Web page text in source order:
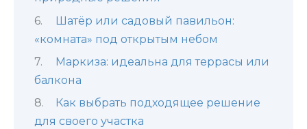
Шатёр или садовый павильон:
«комната» под открытым небом
Маркиза: идеальна для террасы или
балкона
Как выбрать подходящее решение
для своего участка